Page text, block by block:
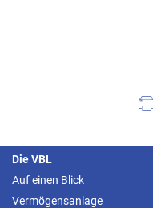
Die VBL
Auf einen Blick
Vermögensanlage